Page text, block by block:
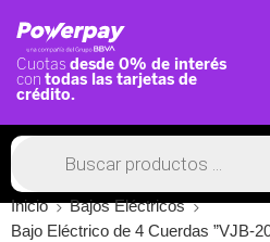
Inicio
Bajos Eléctricos
Bajo Eléctrico de 4 Cuerdas ”VJB-